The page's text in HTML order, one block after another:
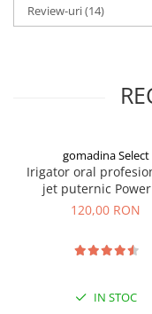
Review-uri(14)
gomadina Select
Irigator oral
jet puternic Power
120,00 RON
IN STOC